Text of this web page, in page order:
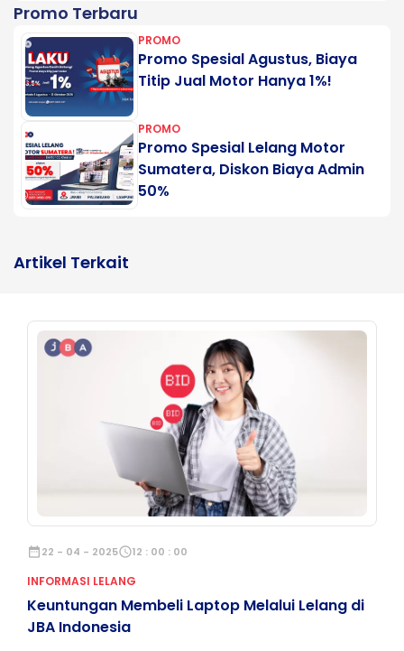
Promo Terbaru
PROMO
Promo Spesial Agustus, Biaya
Titip Jual Motor Hanya 1%!
PROMO
Promo Spesial Lelang Motor
Sumatera, Diskon Biaya Admin
50%
Artikel Terkait
date_range22 - 04 - 2025schedule12 : 00 : 00
INFORMASI LELANG
Keuntungan Membeli Laptop Melalui Lelang di
JBA Indonesia